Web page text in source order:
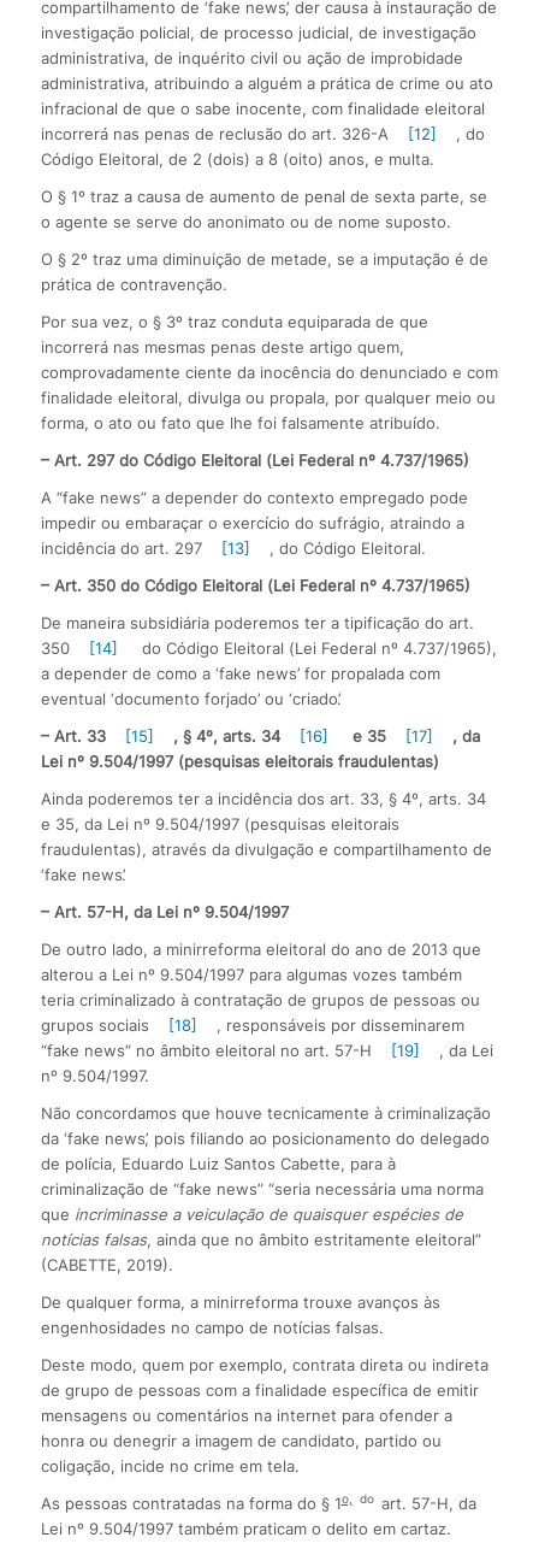
compartilhamento de ‘fake news’, der causa à instauração de
investigação policial, de processo judicial, de investigação
administrativa, de inquérito civil ou ação de improbidade
administrativa, atribuindo a alguém a prática de crime ou ato
infracional de que o sabe inocente, com finalidade eleitoral
incorrerá nas penas de reclusão do art. 326-A
[12]
, do
Código Eleitoral, de 2 (dois) a 8 (oito) anos, e multa.
O § 1º traz a causa de aumento de penal de sexta parte, se
o agente se serve do anonimato ou de nome suposto.
O § 2º traz uma diminuição de metade, se a imputação é de
prática de contravenção.
Por sua vez, o § 3º traz conduta equiparada de que
incorrerá nas mesmas penas deste artigo quem,
comprovadamente ciente da inocência do denunciado e com
finalidade eleitoral, divulga ou propala, por qualquer meio ou
forma, o ato ou fato que lhe foi falsamente atribuído.
– Art. 297 do Código Eleitoral (Lei Federal nº 4.737/1965)
A “fake news” a depender do contexto empregado pode
impedir ou embaraçar o exercício do sufrágio, atraindo a
incidência do art. 297
[13]
, do Código Eleitoral.
– Art. 350 do Código Eleitoral (Lei Federal nº 4.737/1965)
De maneira subsidiária poderemos ter a tipificação do art.
350
[14]
do Código Eleitoral (Lei Federal nº 4.737/1965),
a depender de como a ‘fake news’ for propalada com
eventual ‘documento forjado’ ou ‘criado’.
– Art. 33
[15] , § 4º, arts. 34 [16] e 35 [17]
, da
Lei nº 9.504/1997 (pesquisas eleitorais fraudulentas)
Ainda poderemos ter a incidência dos art. 33, § 4º, arts. 34
e 35, da Lei nº 9.504/1997 (pesquisas eleitorais
fraudulentas), através da divulgação e compartilhamento de
‘fake news’.
– Art. 57-H, da Lei nº 9.504/1997
De outro lado, a minirreforma eleitoral do ano de 2013 que
alterou a Lei nº 9.504/1997 para algumas vozes também
teria criminalizado à contratação de grupos de pessoas ou
grupos sociais
[18]
, responsáveis por disseminarem
“fake news” no âmbito eleitoral no art. 57-H
[19]
, da Lei
nº 9.504/1997.
Não concordamos que houve tecnicamente à criminalização
da ‘fake news’, pois filiando ao posicionamento do delegado
de polícia, Eduardo Luiz Santos Cabette, para à
criminalização de “fake news” “seria necessária uma norma
que incriminasse a veiculação de quaisquer espécies de
notícias falsas, ainda que no âmbito estritamente eleitoral”
(CABETTE, 2019).
De qualquer forma, a minirreforma trouxe avanços às
engenhosidades no campo de notícias falsas.
Deste modo, quem por exemplo, contrata direta ou indireta
de grupo de pessoas com a finalidade específica de emitir
mensagens ou comentários na internet para ofender a
honra ou denegrir a imagem de candidato, partido ou
coligação, incide no crime em tela.
As pessoas contratadas na forma do § 1o, do art. 57-H, da
Lei nº 9.504/1997 também praticam o delito em cartaz.